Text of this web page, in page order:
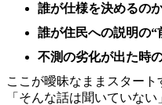
誰が仕様を決めるの
誰が住民への説明の“
不測の劣化が出た時
ここが曖昧なままスタート
「そんな話は聞いていな